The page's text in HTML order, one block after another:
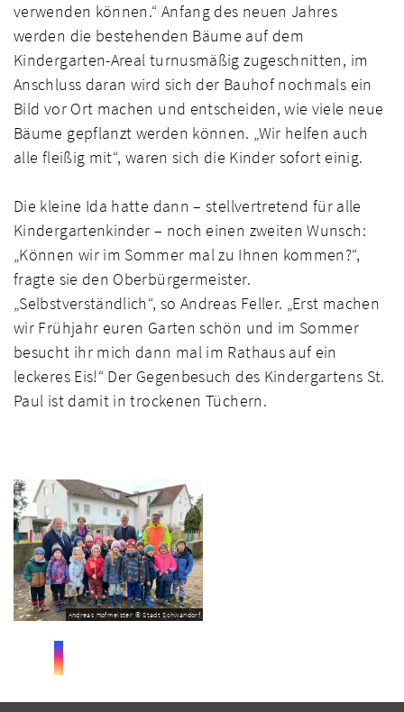
verwenden können.“ Anfang des neuen Jahres
werden die bestehenden Bäume auf dem
Kindergarten-Areal turnusmäßig zugeschnitten, im
Anschluss daran wird sich der Bauhof nochmals ein
Bild vor Ort machen und entscheiden, wie viele neue
Bäume gepflanzt werden können. „Wir helfen auch
alle fleißig mit“, waren sich die Kinder sofort einig.
Die kleine Ida hatte dann – stellvertretend für alle
Kindergartenkinder – noch einen zweiten Wunsch:
„Können wir im Sommer mal zu Ihnen kommen?“,
fragte sie den Oberbürgermeister.
„Selbstverständlich“, so Andreas Feller. „Erst machen
wir Frühjahr euren Garten schön und im Sommer
besucht ihr mich dann mal im Rathaus auf ein
leckeres Eis!“ Der Gegenbesuch des Kindergartens St.
Paul ist damit in trockenen Tüchern.
Andreas Hofmeister © Stadt Schwandorf